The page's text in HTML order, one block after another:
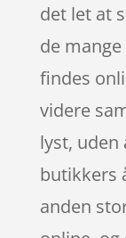
det let at
de
findes
videre
lyst,
butikkers
anden